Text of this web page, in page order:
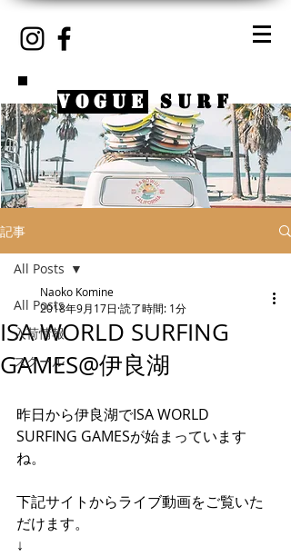
VOGUE SURF
記事
All Posts
入荷情報
スクール
All Posts
ISA WORLD SURFING
GAMES@伊良湖
Naoko Komine
2018年9月17日 読了時間: 1分
昨日から伊良湖でISA WORLD
SURFING GAMESが始まっています
ね。
下記サイトからライブ動画をご覧いた
だけます。
↓